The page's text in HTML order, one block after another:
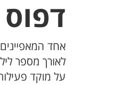
אחד
לאורך מספר
על מוקד